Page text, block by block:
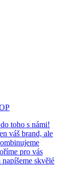
toho s námi!
váš brand, ale
pro vás
skvělé